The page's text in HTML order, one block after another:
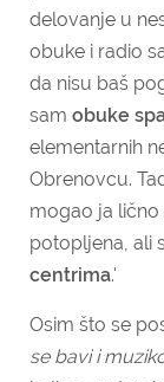
delovanje u
obuke i radio
da nisu baš
sam obuke
elementarnih
Obrenovcu.
mogao ja lično
potopljena, ali
centrima.'
Osim što se
se bavi i